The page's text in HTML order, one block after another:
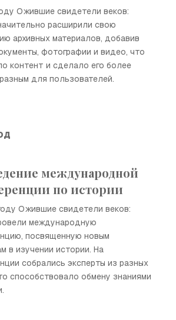
Ожившие свидетели веков:
расширили свою
архивных материалов, добавив
фотографии и видео, что
контент и сделало его более
для пользователей.
международной
по истории
Ожившие свидетели веков:
международную
посвященную новым
в изучении истории. На
собрались эксперты из разных
способствовало обмену знаниями